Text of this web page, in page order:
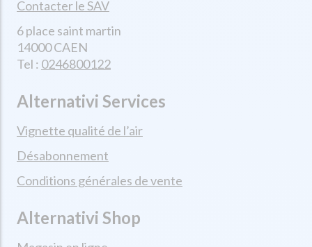
Contacter le SAV
6 place saint martin
14000 CAEN
Tel : 0246800122
Alternativi Services
Vignette qualité de l’air
Désabonnement
Conditions générales de vente
Alternativi Shop